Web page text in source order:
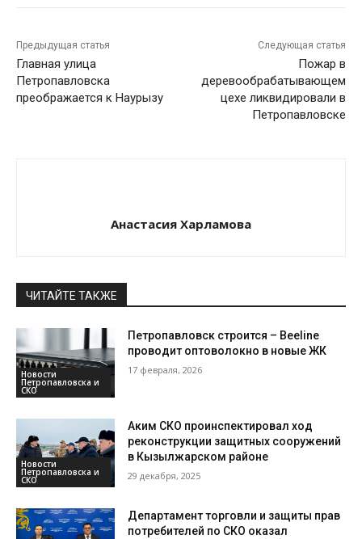
Предыдущая статья
Главная улица
Петропавловска
преображается к Наурызу
Следующая статья
Пожар в
деревообрабатывающем
цехе ликвидировали в
Петропавловске
Анастасия Харламова
ЧИТАЙТЕ ТАКЖЕ
Новости
Петропавловска и
СКО
Петропавловск строится – Beeline
проводит оптоволокно в новые ЖК
17 февраля, 2026
Новости
Петропавловска и
СКО
Аким СКО проинспектировал ход
реконструкции защитных сооружений
в Кызылжарском районе
29 декабря, 2025
Департамент торговли и защиты прав
потребителей по СКО оказал